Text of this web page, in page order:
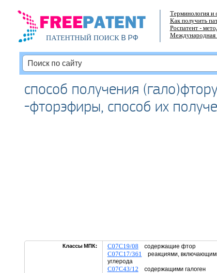
ПАТЕНТНЫЙ ПОИСКВ РФ
Терминология и
Как получить
Роспатент -
Международная
способ получения
-фторэфиры, способ их
Классы МПК: C07C19/08 содержащие фтор
C07C17/361 реакциями,
углерода
C07C43/12 содержащими галоген